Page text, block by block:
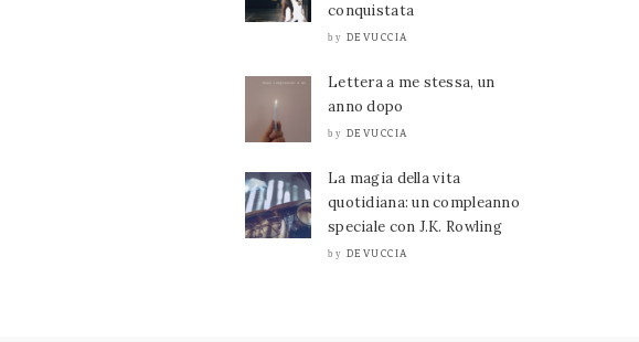
conquistata
by DEVUCCIA
Lettera a me stessa, un
anno dopo
by DEVUCCIA
La magia della vita
quotidiana: un compleanno
speciale con J.K. Rowling
by DEVUCCIA